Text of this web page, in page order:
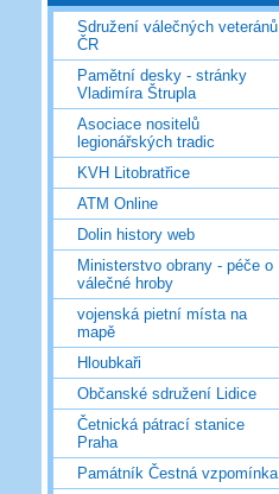
Sdružení válečných veteránů
ČR
Pamětní desky - stránky
Vladimíra Štrupla
Asociace nositelů
legionářských tradic
KVH Litobratřice
ATM Online
Dolin history web
Ministerstvo obrany - péče o
válečné hroby
vojenská pietní místa na
mapě
Hloubkaři
Občanské sdružení Lidice
Četnická pátrací stanice
Praha
Památník Čestná vzpomínka